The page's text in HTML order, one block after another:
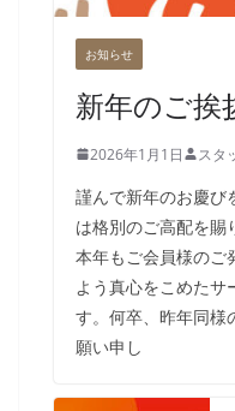
お知らせ
新年のご挨
2026年1月1日 スタ
謹んで新年のお慶び
は格別のご高配を賜
本年もご会員様のご
よう真心をこめたサ
す。何卒、昨年同様
願い申し